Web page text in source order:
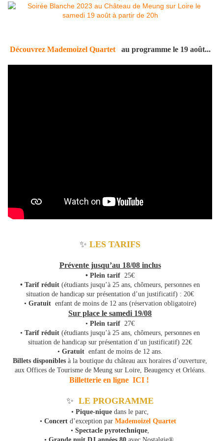
Découvrez Mademoizel Quartetau programme le 19 août...
✨ LES TARIFS
Prévente jusqu’au 18/08 inclus
• Plein tarif 25€
• Tarif réduit (étudiants jusqu’à 25 ans, chômeurs, personnes en
situation de handicap sur présentation d’un justificatif) : 20€
• Gratuitenfant de moins de 12 ans (réservation obligatoire)
Sur place le samedi 19/08
• Plein tarif 27€
• Tarif réduit (étudiants jusqu’à 25 ans, chômeurs, personnes en
situation de handicap sur présentation d’un justificatif) 22€
• Gratuit enfant de moins de 12 ans.
Billets disponibles à la boutique du château aux horaires d’ouverture,
aux Offices de Tourisme de Meung sur Loire, Beaugency et Orléans.
Billetterie en ligne ICI !
✨ LE PROGRAMME
• Pique-nique dans le parc,
• Concert d’exception par Mademoizel Quartet
• Spectacle pyrotechnique,